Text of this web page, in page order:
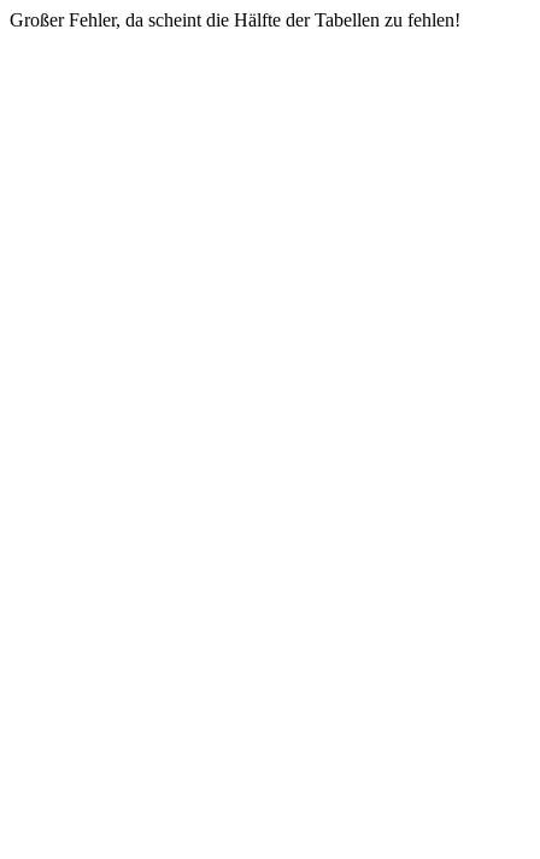
Großer Fehler, da scheint die Hälfte der Tabellen zu fehlen!